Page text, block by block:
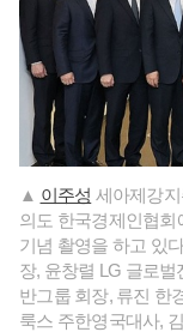
▲ 이주성 세아제강
의도 한국경제인협회
기념 촬영을 하고 있
장, 윤창렬 LG 글로
반그룹 회장, 류진 한
룩스 주한영국대사,